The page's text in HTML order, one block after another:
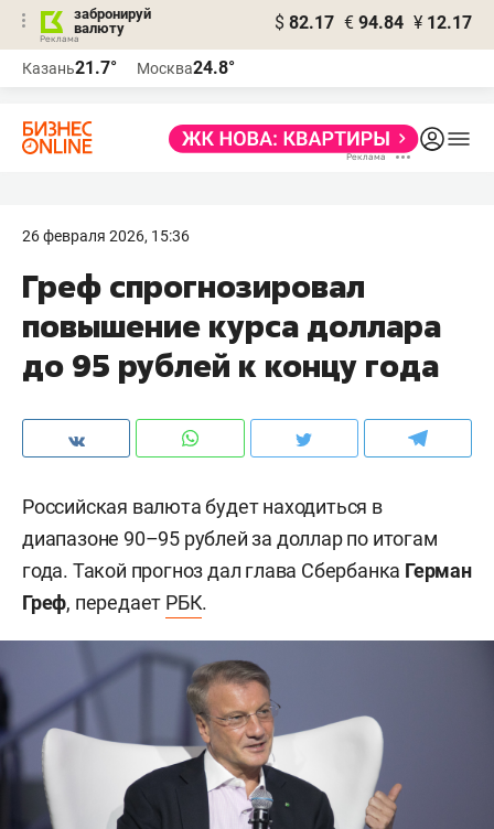
забронируй
валюту
$ 82.17 € 94.84 ¥ 12.17
Казань21.7° Москва24.8°
26 февраля 2026, 15:36
Греф спрогнозировал
повышение курса доллара
до 95 рублей к концу года
Российская валюта будет находиться в
диапазоне 90–95 рублей за доллар по итогам
года. Такой прогноз дал глава Сбербанка Герман
Греф, передает РБК.